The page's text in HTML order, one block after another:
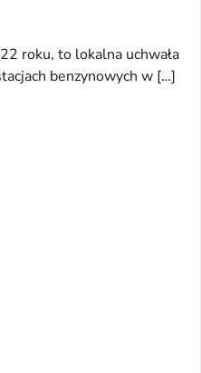
roku, to lokalna uchwała
benzynowych w […]